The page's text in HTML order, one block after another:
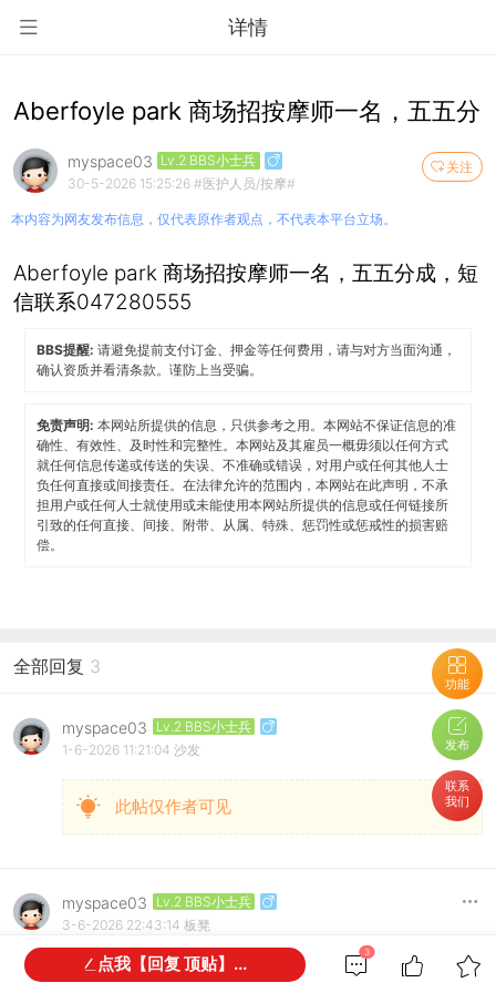
详情
功能
发布
联系
我们
Aberfoyle park 商场招按摩师一名，五五分
关注
myspace03 Lv.2 BBS小士兵
30-5-2026 15:25:26 #医护人员/按摩#
本内容为网友发布信息，仅代表原作者观点，不代表本平台立场。
Aberfoyle park 商场招按摩师一名，五五分成，短
信联系047280555
BBS提醒:请避免提前支付订金、押金等任何费用，请与对方当面沟通，
确认资质并看清条款。谨防上当受骗。
免责声明:本网站所提供的信息，只供参考之用。本网站不保证信息的准
确性、有效性、及时性和完整性。本网站及其雇员一概毋须以任何方式
就任何信息传递或传送的失误、不准确或错误，对用户或任何其他人士
负任何直接或间接责任。在法律允许的范围内，本网站在此声明，不承
担用户或任何人士就使用或未能使用本网站所提供的信息或任何链接所
引致的任何直接、间接、附带、从属、特殊、惩罚性或惩戒性的损害赔
偿。
全部回复 3
myspace03
Lv.2 BBS小士兵
1-6-2026 11:21:04 沙发
此帖仅作者可见
myspace03
Lv.2 BBS小士兵
3-6-2026 22:43:14 板凳
此帖仅作者可见
3
点我【回复 顶贴】...